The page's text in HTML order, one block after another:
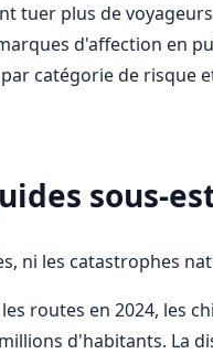
tuer plus de
d'affection en
catégorie de risque
sous-
ni les catastrophes
routes en 2024, les
d'habitants. La